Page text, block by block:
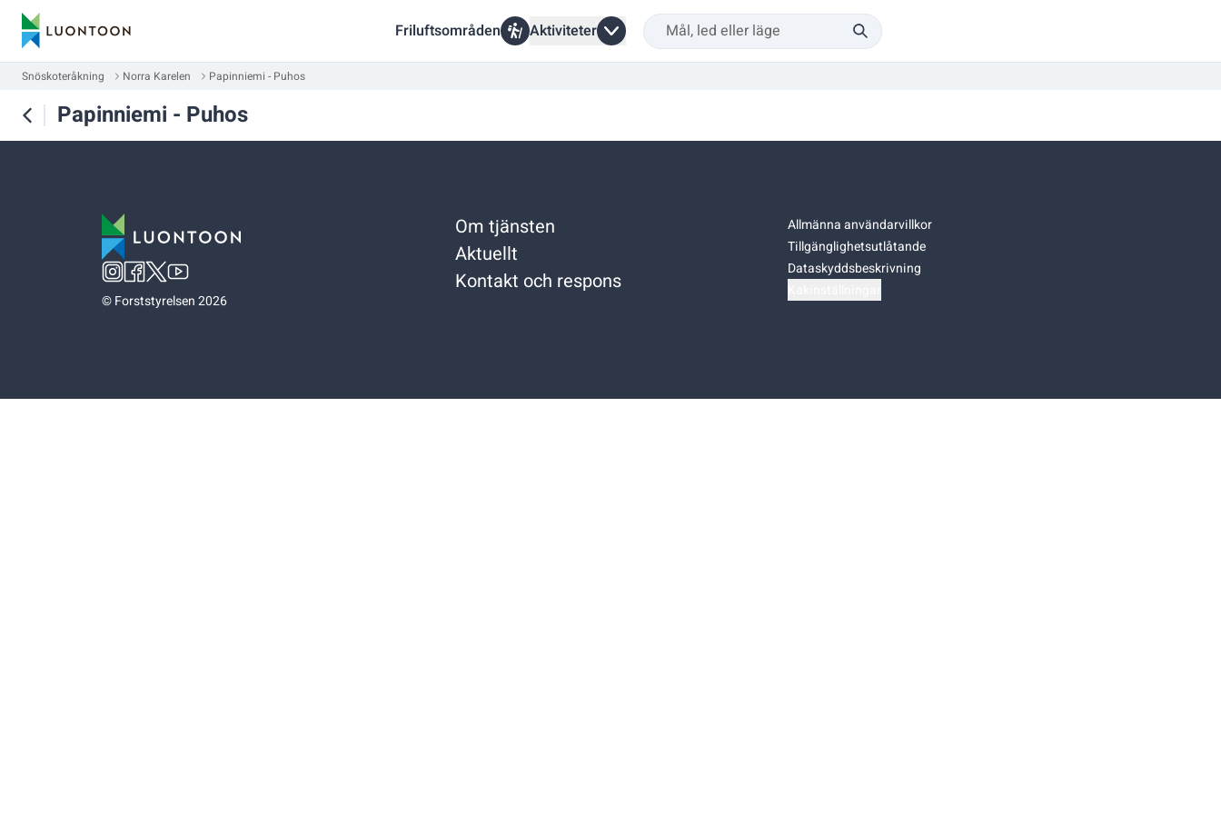
Friluftsområden Aktiviteter
Snöskoteråkning Norra Karelen Papinniemi - Puhos
Papinniemi - Puhos
©Forststyrelsen 2026
Om tjänsten
Aktuellt
Kontakt och respons
Allmänna användarvillkor
Tillgänglighetsutlåtande
Dataskyddsbeskrivning